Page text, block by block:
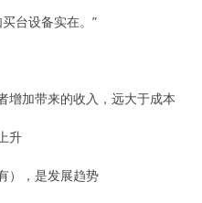
台设备实在。”
增加带来的收入，远大于成本
升
），是发展趋势